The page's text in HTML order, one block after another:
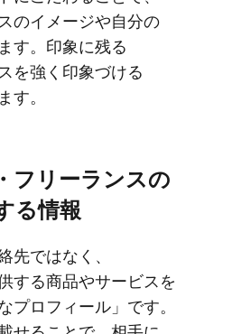
の​イメージや​自分の​
す。​印象に​残る​
を​強く​印象づける​
す。
フリーランスの​
る​情報
先ではなく、​
する​商品や​サービスを​
プロフィール」です。​